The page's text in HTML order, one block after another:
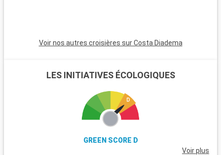
Voir nos autres croisières sur Costa Diadema
LES INITIATIVES ÉCOLOGIQUES
GREEN SCORE D
Voir plus